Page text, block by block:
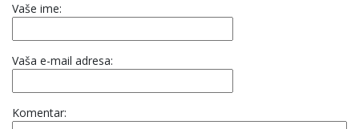
Vaše ime:
Vaša e-mail adresa:
Komentar: